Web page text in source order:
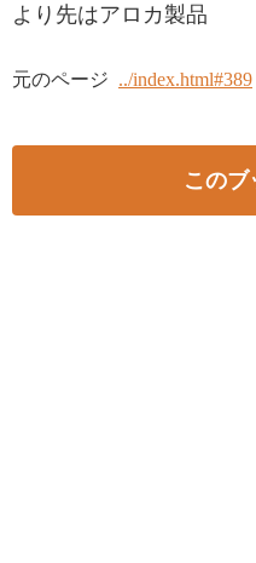
より先はアロカ製品
元のページ ../index.html#389
このブ